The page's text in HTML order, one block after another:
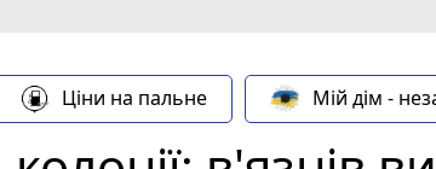
Ціни на пальне Мій дім -